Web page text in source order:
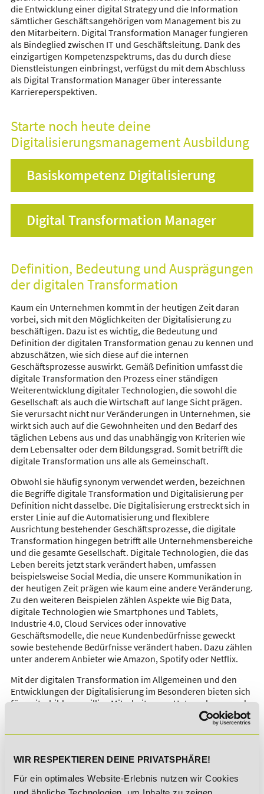
WIR RESPEKTIEREN DEINE PRIVATSPHÄRE!
Für ein optimales Website-Erlebnis nutzen wir Cookies
die Entwicklung einer digital Strategy und die Information
sämtlicher Geschäftsangehörigen vom Management bis zu
den Mitarbeitern. Digital Transformation Manager fungieren
als Bindeglied zwischen IT und Geschäftsleitung. Dank des
einzigartigen Kompetenzspektrums, das du durch diese
Dienstleistungen einbringst, verfügst du mit dem Abschluss
als Digital Transformation Manager über interessante
Karriereperspektiven.
Starte noch heute deine
Digitalisierungsmanagement Ausbildung
Basiskompetenz Digitalisierung
Digital Transformation Manager
Definition, Bedeutung und Ausprägungen
der digitalen Transformation
Kaum ein Unternehmen kommt in der heutigen Zeit daran
vorbei, sich mit den Möglichkeiten der Digitalisierung zu
beschäftigen. Dazu ist es wichtig, die Bedeutung und
Definition der digitalen Transformation genau zu kennen und
abzuschätzen, wie sich diese auf die internen
Geschäftsprozesse auswirkt. Gemäß Definition umfasst die
digitale Transformation den Prozess einer ständigen
Weiterentwicklung digitaler Technologien, die sowohl die
Gesellschaft als auch die Wirtschaft auf lange Sicht prägen.
Sie verursacht nicht nur Veränderungen in Unternehmen, sie
wirkt sich auch auf die Gewohnheiten und den Bedarf des
täglichen Lebens aus und das unabhängig von Kriterien wie
dem Lebensalter oder dem Bildungsgrad. Somit betrifft die
digitale Transformation uns alle als Gemeinschaft.
Obwohl sie häufig synonym verwendet werden, bezeichnen
die Begriffe digitale Transformation und Digitalisierung per
Definition nicht dasselbe. Die Digitalisierung erstreckt sich in
erster Linie auf die Automatisierung und flexiblere
Ausrichtung bestehender Geschäftsprozesse, die digitale
Transformation hingegen betrifft alle Unternehmensbereiche
und die gesamte Gesellschaft. Digitale Technologien, die das
Leben bereits jetzt stark verändert haben, umfassen
beispielsweise Social Media, die unsere Kommunikation in
der heutigen Zeit prägen wie kaum eine andere Veränderung.
Zu den weiteren Beispielen zählen Aspekte wie Big Data,
digitale Technologien wie Smartphones und Tablets,
Industrie 4.0, Cloud Services oder innovative
Geschäftsmodelle, die neue Kundenbedürfnisse geweckt
sowie bestehende Bedürfnisse verändert haben. Dazu zählen
unter anderem Anbieter wie Amazon, Spotify oder Netflix.
Mit der digitalen Transformation im Allgemeinen und den
Entwicklungen der Digitalisierung im Besonderen bieten sich
für weiterbildungswillige Mitarbeiter von Unternehmen und
Menschen, die sich beruflich neu orientieren möchten,
weitreichende Information zu digitalen Technologien verfügt
Arbeitsbereiche erweitert, erwirbt wertvolles und gefragtes